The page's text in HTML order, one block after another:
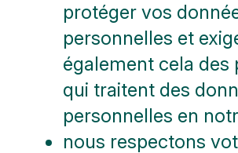
protéger vos
personnelles et
également cela des
qui traitent des
personnelles en
nous respectons